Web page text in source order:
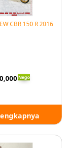
CBR 150 R 2016
Nego